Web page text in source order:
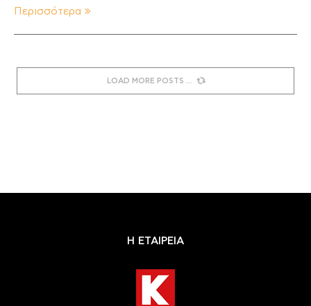
Περισσότερα
LOAD MORE POSTS
Η ΕΤΑΙΡΕΙΑ